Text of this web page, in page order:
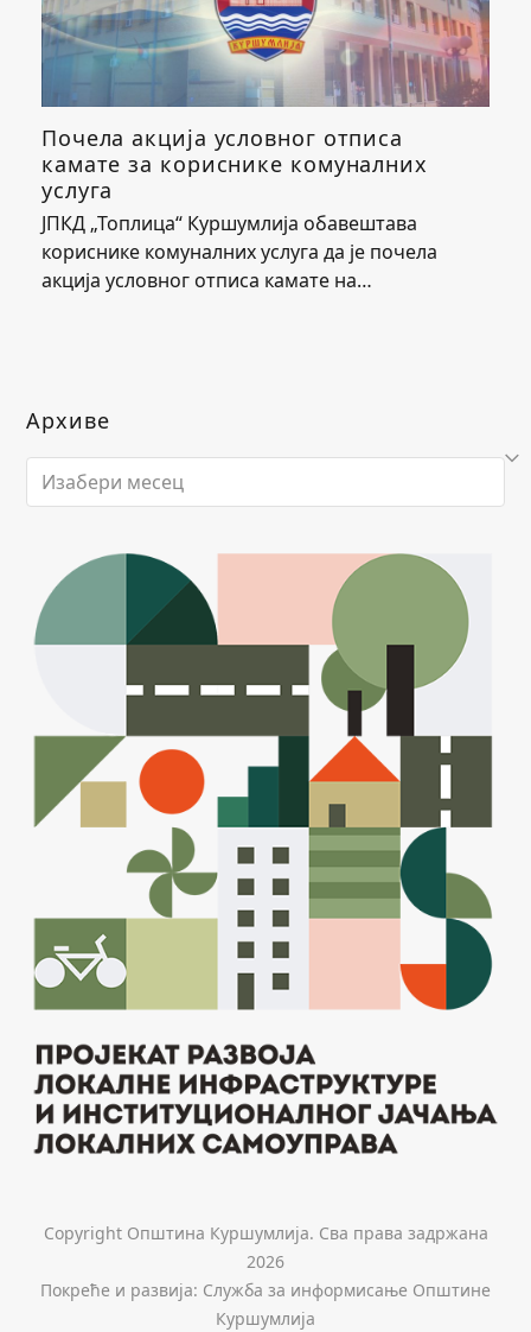
Почела акција условног отписа
камате за кориснике комуналних
услуга
ЈПКД „Топлица“ Куршумлија обавештава
кориснике комуналних услуга да је почела
акција условног отписа камате на…
Архиве
Архиве
Copyright Општина Куршумлија. Сва права задржана
2026
Покреће и развија: Служба за информисање Општине
Куршумлија